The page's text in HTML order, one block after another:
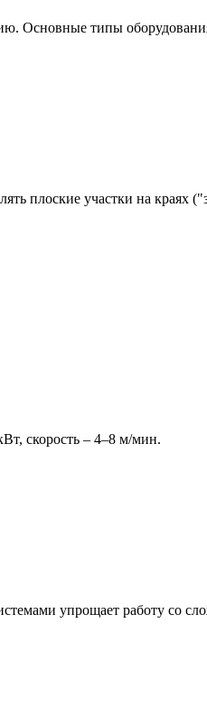
Основные типы
плоские участки на краях
скорость – 4–8 м/мин.
упрощает работу со